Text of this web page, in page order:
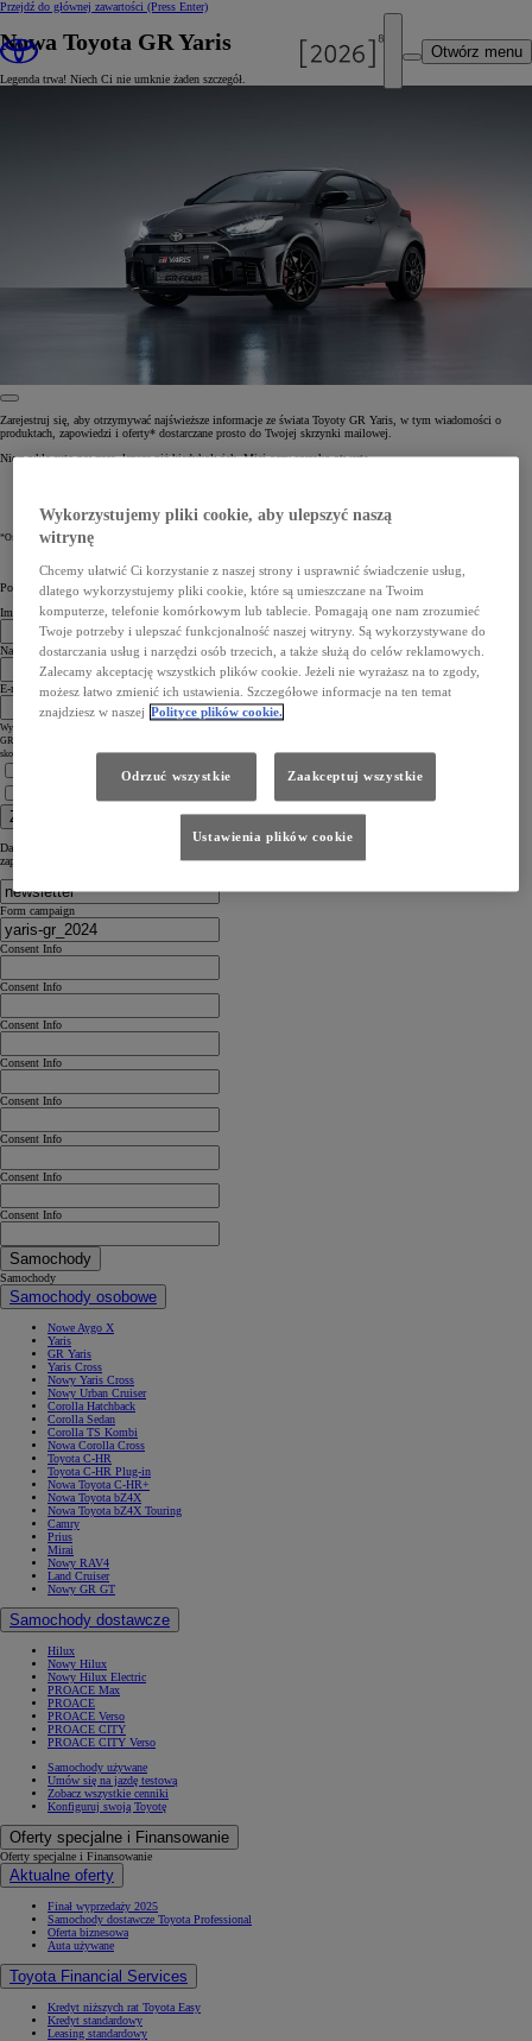
Przejdź do głównej zawartości (Press Enter)
Otwórz menu
Nowa Toyota GR Yaris
Legenda trwa! Niech Ci nie umknie żaden szczegół.
Zarejestruj się, aby otrzymywać najświeższe informacje ze świata Toyoty GR Yaris, w tym wiadomości o
produktach, zapowiedzi i oferty* dostarczane prosto do Twojej skrzynki mailowej.
Niezwykłe auto powraca, lepsze niż kiedykolwiek. Miej oczy szeroko otwarte.
*Oferty mogą obejmować finansowanie, ubezpieczenie lub umowy serwisowe.
Powiedz nam coś o sobie
Imię
Nazwisko
E-mail
Wypełniając niniejszy formularz, wyrażasz jednocześnie prośbę o przesyłanie Ci informacji handlowych związanych z nową Toyotą
GR Yaris oraz ewentualnie zaproszenia na jazdę testową ww. modelem. Podajesz swoje dane osobowe celem umożliwienia
skontaktowania się przez nas z Tobą mailowo lub telefonicznie (kontakt telefoniczny na etapie umawiania jazdy testowej).
Informacją o ochronie prywatności
Zapisz się
Dane, które przesyłasz, nie będą użyte i dystrybuowane w żadnym innym projekcie niż ten, do którego się
zapisujesz. Więcej informacji znajdziesz wpolityce prywatności.
Form campaign
Consent Info
Consent Info
Consent Info
Consent Info
Consent Info
Consent Info
Consent Info
Consent Info
Samochody
Samochody
Samochody osobowe
Nowe Aygo X
Yaris
GR Yaris
Yaris Cross
Nowy Yaris Cross
Nowy Urban Cruiser
Corolla Hatchback
Corolla Sedan
Corolla TS Kombi
Nowa Corolla Cross
Toyota C-HR
Toyota C-HR Plug-in
Nowa Toyota C-HR+
Nowa Toyota bZ4X
Nowa Toyota bZ4X Touring
Camry
Prius
Mirai
Nowy RAV4
Land Cruiser
Nowy GR GT
Samochody dostawcze
Hilux
Nowy Hilux
Nowy Hilux Electric
PROACE Max
PROACE
PROACE Verso
PROACE CITY
PROACE CITY Verso
Samochody używane
Umów się na jazdę testową
Zobacz wszystkie cenniki
Konfiguruj swoją Toyotę
Oferty specjalne i Finansowanie
Oferty specjalne i Finansowanie
Aktualne oferty
Finał wyprzedaży 2025
Samochody dostawcze Toyota Professional
Oferta biznesowa
Auta używane
Toyota Financial Services
Kredyt niższych rat Toyota Easy
Kredyt standardowy
Leasing standardowy
Wykorzystujemy pliki cookie, aby ulepszyć naszą
witrynę
Chcemy ułatwić Ci korzystanie z naszej strony i usprawnić świadczenie usług,
dlatego wykorzystujemy pliki cookie, które są umieszczane na Twoim
komputerze, telefonie komórkowym lub tablecie. Pomagają one nam zrozumieć
Twoje potrzeby i ulepszać funkcjonalność naszej witryny. Są wykorzystywane do
dostarczania usług i narzędzi osób trzecich, a także służą do celów reklamowych.
Zalecamy akceptację wszystkich plików cookie. Jeżeli nie wyrażasz na to zgody,
możesz łatwo zmienić ich ustawienia. Szczegółowe informacje na ten temat
znajdziesz w naszej Polityce plików cookie.
Odrzuć wszystkie Zaakceptuj wszystkie
Ustawienia plików cookie